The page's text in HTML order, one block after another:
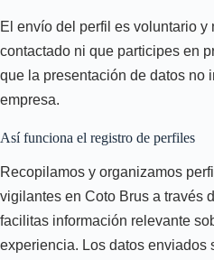
El envío del perfil es voluntario y
contactado ni que participes en
que la presentación de datos no
empresa.
Así funciona el registro de perfiles
Recopilamos y organizamos
vigilantes en Coto Brus a través
facilitas información relevante
experiencia. Los datos enviados